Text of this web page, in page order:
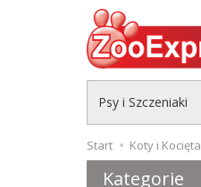
Psy i Szczeniaki
Start Koty i Kocięta
Kategorie